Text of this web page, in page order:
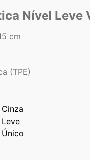
Nível Leve
cm
(TPE)
Cinza
Leve
Único